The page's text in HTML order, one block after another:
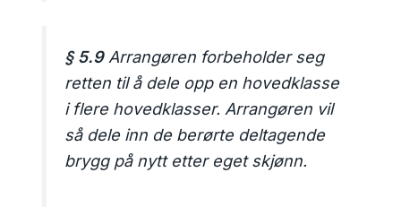
§ 5.9Arrangøren forbeholder seg
retten til å dele opp en hovedklasse
i flere hovedklasser. Arrangøren vil
så dele inn de berørte deltagende
brygg på nytt etter eget skjønn.